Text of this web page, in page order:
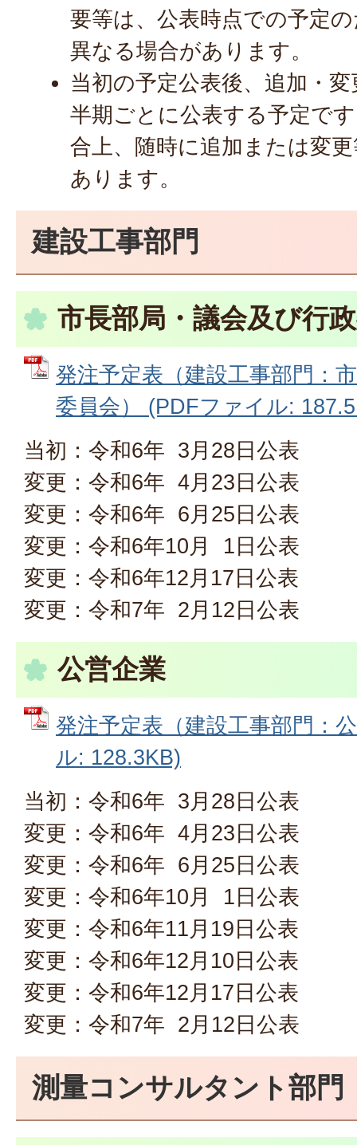
要等は、公表時点での予定
異なる場合があります。
当初の予定公表後、追加・
半期ごとに公表する予定で
合上、随時に追加または変
あります。
建設工事部門
市長部局・議会及び行
発注予定表（建設工事部門：
委員会） (PDFファイル:
当初：令和6年 3月28日公表
変更：令和6年 4月23日公表
変更：令和6年 6月25日公表
変更：令和6年10月 1日公表
変更：令和6年12月17日公表
変更：令和7年 2月12日公表
公営企業
発注予定表（建設工事部門：
ル: 128.3KB)
当初：令和6年 3月28日公表
変更：令和6年 4月23日公表
変更：令和6年 6月25日公表
変更：令和6年10月 1日公表
変更：令和6年11月19日公表
変更：令和6年12月10日公表
変更：令和6年12月17日公表
変更：令和7年 2月12日公表
測量コンサルタント部門